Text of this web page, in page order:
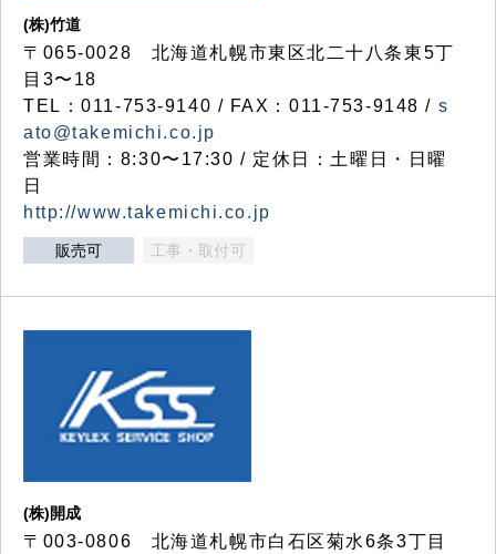
(株)竹道
〒065-0028 北海道札幌市東区北二十八条東5丁
目3〜18
TEL：011-753-9140 / FAX：011-753-9148 / s
ato@takemichi.co.jp
営業時間：8:30〜17:30 / 定休日：土曜日・日曜
日
http://www.takemichi.co.jp
販売可 工事・取付可
(株)開成
〒003-0806 北海道札幌市白石区菊水6条3丁目